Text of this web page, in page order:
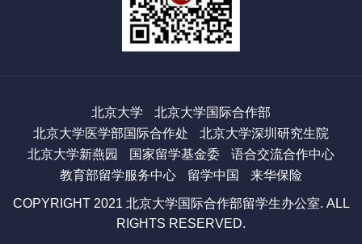
北京大学
北京大学国际合作部
北京大学医学部国际合作处
北京大学深圳研究生院
北京大学新燕园
国家留学基金委
语合交流合作中心
教育部留学服务中心
留学中国 来华保险
COPYRIGHT 2021 北京大学国际合作部留学生办公室. ALL
RIGHTS RESERVED.